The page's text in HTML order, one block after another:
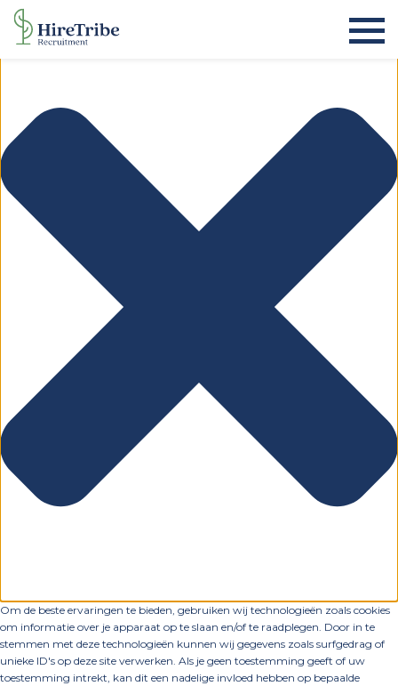
Beheer toestemming
Om de beste ervaringen te bieden, gebruiken wij technologieën zoals cookies
om informatie over je apparaat op te slaan en/of te raadplegen. Door in te
stemmen met deze technologieën kunnen wij gegevens zoals surfgedrag of
unieke ID's op deze site verwerken. Als je geen toestemming geeft of uw
toestemming intrekt, kan dit een nadelige invloed hebben op bepaalde